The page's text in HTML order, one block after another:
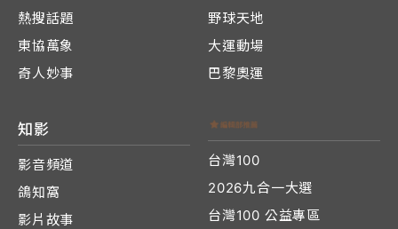
熱搜話題
東協萬象
奇人妙事
野球天地
大運動場
巴黎奧運
知影
影音頻道
鴿知窩
影片故事
台灣100
2026九合一大選
台灣100 公益專區